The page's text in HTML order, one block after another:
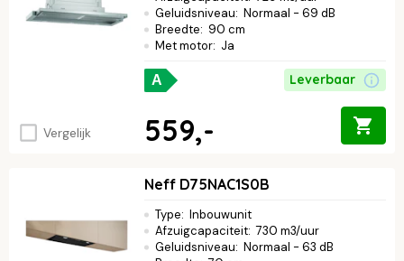
Vergelijk
Geluidsniveau: Normaal - 69 dB
Breedte: 90 cm
Met motor: Ja
A Leverbaar
559,-
Neff D75NAC1S0B
Type: Inbouwunit
Afzuigcapaciteit: 730 m3/uur
Geluidsniveau: Normaal - 63 dB